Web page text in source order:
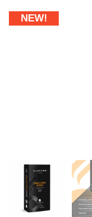
NEW!